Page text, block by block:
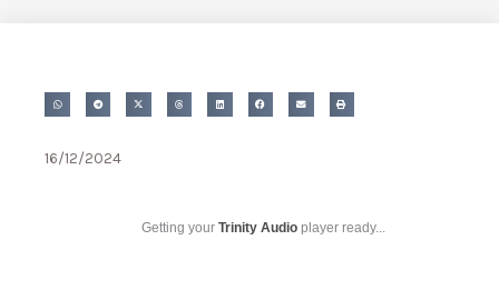
16/12/2024
Getting your Trinity Audio player ready...